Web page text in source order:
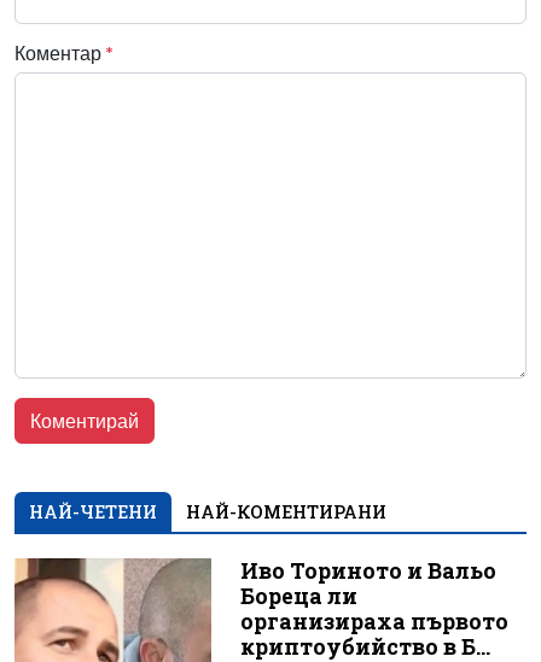
Коментар *
НАЙ-ЧЕТЕНИ НАЙ-КОМЕНТИРАНИ
Иво Ториното и Вальо
Бореца ли
организираха първото
криптоубийство в Б...